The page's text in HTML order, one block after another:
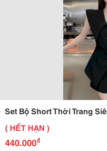
Set Bộ Short Thời Trang
( HẾT HẠN )
440.000₫